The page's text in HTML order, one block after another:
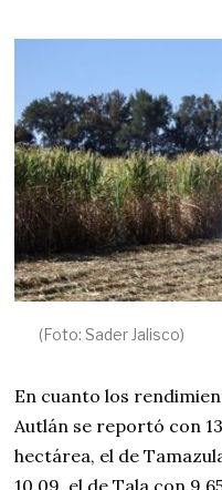
(Foto: Sader Jalisco)
En cuanto los
Autlán se reportó con
hectárea, el de
10.09, el de Tala con